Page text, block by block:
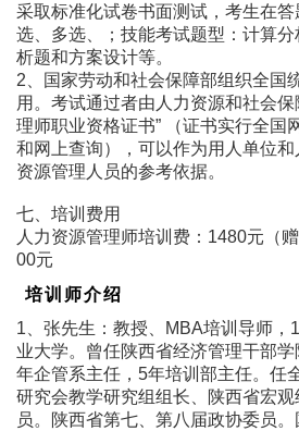
采取标准化试卷书面测试，考生在
选、多选、；技能考试题型：计算
析题和方案设计等。
2、国家劳动和社会保障部组织全国
用。考试通过者由人力资源和社会保
理师职业资格证书” （证书实行全国
和网上查询），可以作为用人单位
资源管理人员的参考依据。
七、培训费用
人力资源管理师培训费：1480元（
00元
培训师介绍
1、张先生：教授、MBA培训导师，
业大学。曾任陕西省经济管理干部
年企管系主任，5年培训部主任。任
研究会教学研究组组长、陕西省宏
员。陕西省第七、第八届政协委员